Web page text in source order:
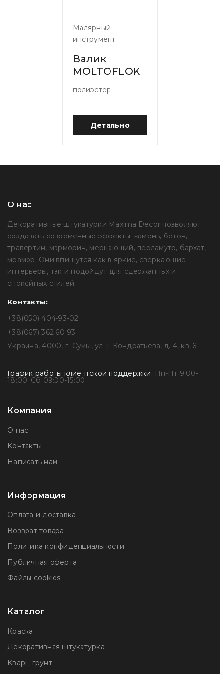
Малярный
инструмент
Валик
MOLTOFLOK
полиэстер
Детально
О нас
Декоративные штукатурки Maxima Decor позволяют
создавать современные эффекты: камень, бетон,
травертин, марморин, мерцающий, перламутр, бархат,
мрамор. Они впишутся как в яркие, сверкающие
интерьеры, так и подойдут для сдержанных и
спокойных стилей.
Контакты:
+38(050) 404-93-02
+38(067) 362 60 93
Украина, 4000, г. Сумы, ул. Г Кондратьева, д. 4, кв. 6
График работы клиентской поддержки: Пн-Пт 9:00-
18:00, Сб 09:00-15:00
Компания
О нас
Контакты
Написать нам
Информация
Оплата и доставка
Возврат товара
Политика конфиденциальности
Публичная оферта
Файлы сookies
Каталог
Краска
Декоративная штукатурка
Кварц-грунт